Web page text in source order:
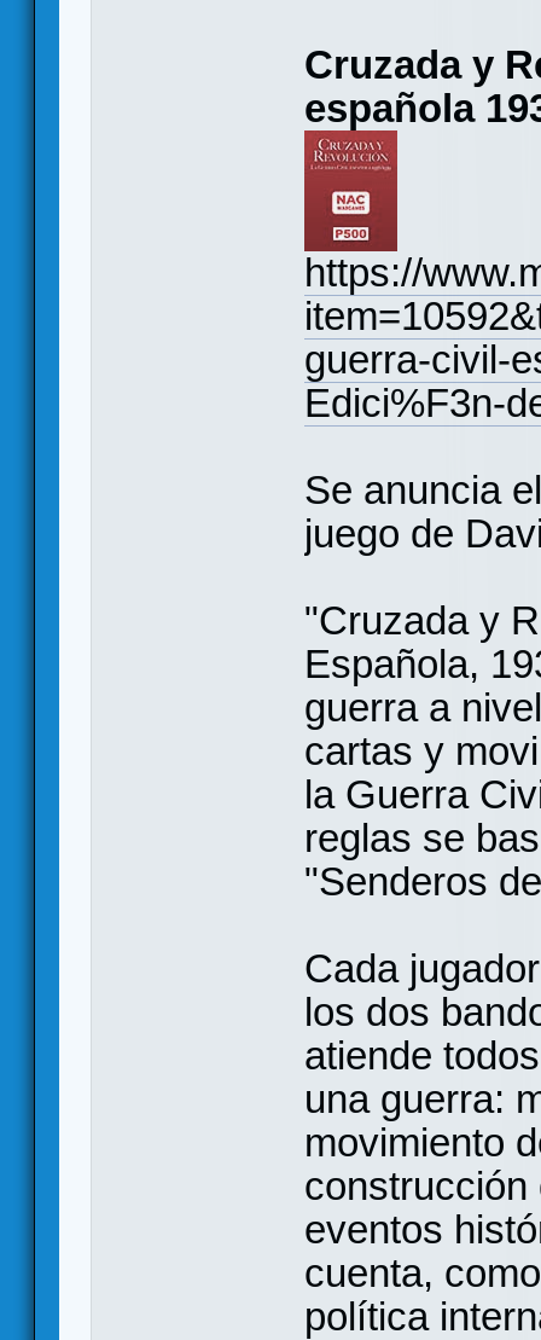
Cruzada y
española
https://
guerra-civil-
Edici%F3n-
Se anuncia
juego de
"Cruzada y
Española,
guerra a
cartas y
la Guerra
reglas se
"Senderos
Cada
los dos
atiende
una guerra:
movimiento
construcción
eventos
cuenta,
política